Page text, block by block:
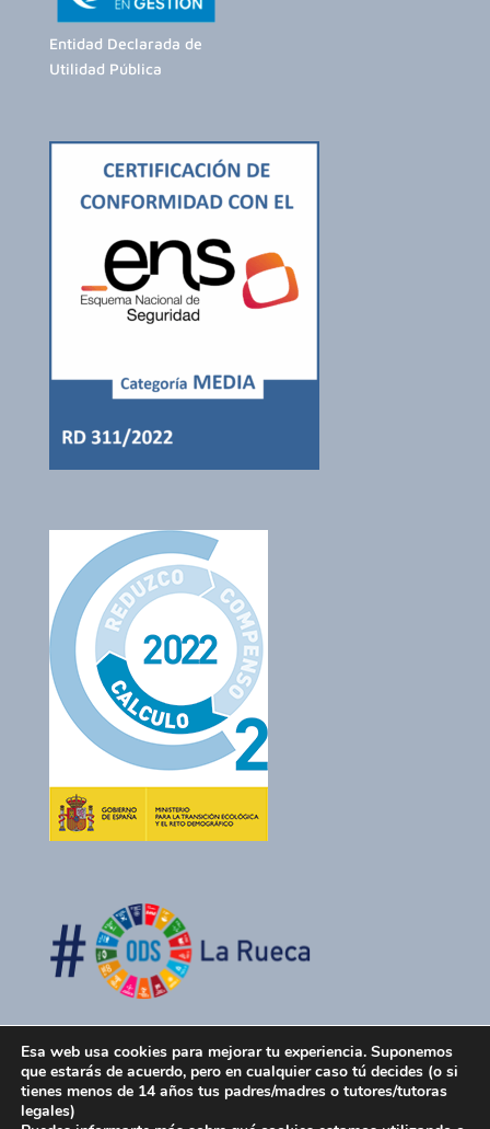
Entidad Declarada de
Utilidad Pública
Esa web usa cookies para mejorar tu experiencia. Suponemos
que estarás de acuerdo, pero en cualquier caso tú decides (o si
tienes menos de 14 años tus padres/madres o tutores/tutoras
legales)